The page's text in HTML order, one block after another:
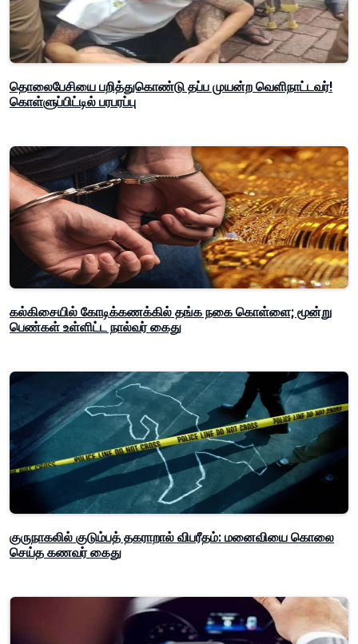
தொலைபேசியை பறித்துகொண்டு தப்ப முயன்ற வெளிநாட்டவர்!
கொள்ளுப்பிட்டில் பரபரப்பு
கல்கிசையில் கோடிக்கணக்கில் தங்க நகை கொள்ளை; மூன்று
பெண்கள் உள்ளிட்ட நால்வர் கைது
குருநாகலில் குடும்பத் தகராறால் விபரீதம்: மனைவியை கொலை
செய்த கணவர் கைது